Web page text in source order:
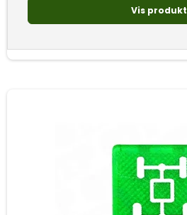
Vis produkt